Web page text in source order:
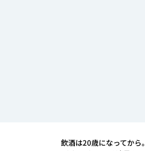
飲酒は20歳になってから。